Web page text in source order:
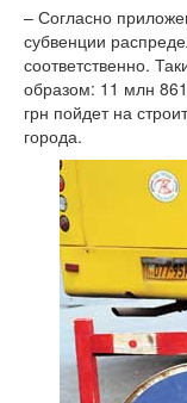
– Согласно
субвенции
соответственно.
образом: 11 млн
грн пойдет на
города.